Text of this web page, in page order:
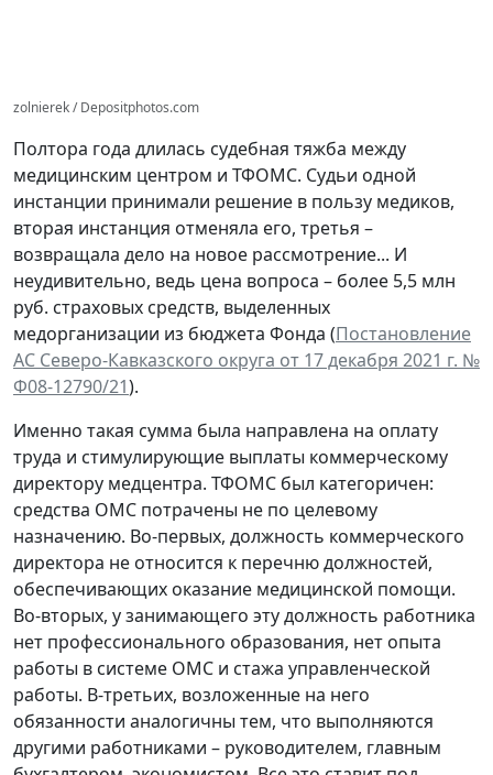
zolnierek / Depositphotos.com
Полтора года длилась судебная тяжба между
медицинским центром и ТФОМС. Судьи одной
инстанции принимали решение в пользу медиков,
вторая инстанция отменяла его, третья –
возвращала дело на новое рассмотрение... И
неудивительно, ведь цена вопроса – более 5,5 млн
руб. страховых средств, выделенных
медорганизации из бюджета Фонда (Постановление
АС Северо-Кавказского округа от 17 декабря 2021 г. №
Ф08-12790/21).
Именно такая сумма была направлена на оплату
труда и стимулирующие выплаты коммерческому
директору медцентра. ТФОМС был категоричен:
средства ОМС потрачены не по целевому
назначению. Во-первых, должность коммерческого
директора не относится к перечню должностей,
обеспечивающих оказание медицинской помощи.
Во-вторых, у занимающего эту должность работника
нет профессионального образования, нет опыта
работы в системе ОМС и стажа управленческой
работы. В-третьих, возложенные на него
обязанности аналогичны тем, что выполняются
другими работниками – руководителем, главным